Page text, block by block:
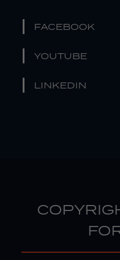
FACEBOOK
YOUTUBE
LINKEDIN